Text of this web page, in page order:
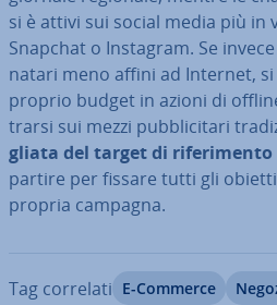
si è attivi sui social media più in
Snapchat o Instagram. Se
na­ta­ri meno affini ad Internet,
proprio budget in azioni di
trar­si sui mezzi pub­bli­ci­ta­ri
glia­ta del target di ri­fe­ri­men­to
partire per fissare tutti gli
propria campagna.
Tag correlati E-Commerce